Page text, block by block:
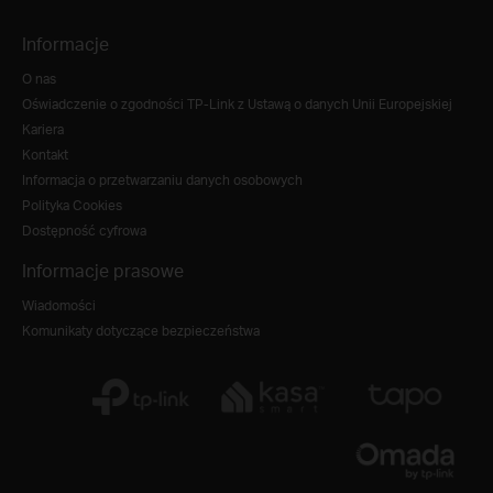
Informacje
O nas
Oświadczenie o zgodności TP-Link z Ustawą o danych Unii Europejskiej
Kariera
Kontakt
Informacja o przetwarzaniu danych osobowych
Polityka Cookies
Dostępność cyfrowa
Informacje prasowe
Wiadomości
Komunikaty dotyczące bezpieczeństwa